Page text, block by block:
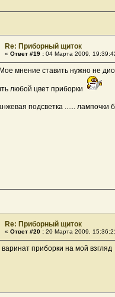
Re: Приборный щиток
« Ответ #19 : 04 Марта 2009,
мнение ставить нужно не
любой цвет приборки
подсветка ...... лампочки
Re: Приборный щиток
« Ответ #20 : 20 Марта 2009,
приборки на мой взгляд